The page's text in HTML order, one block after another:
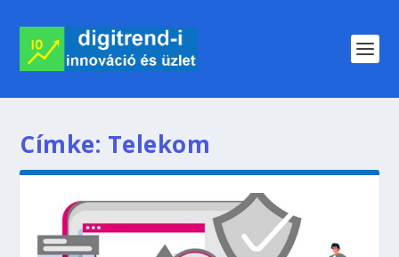
Címke: Telekom